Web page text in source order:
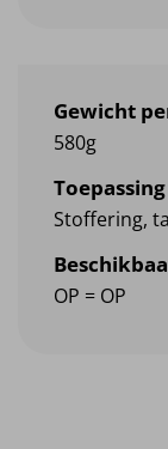
Gewicht
580g
Toepassing
Stoffering,
OP = OP